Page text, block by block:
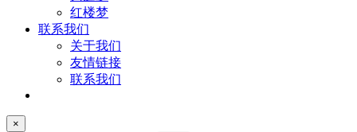
红楼梦
联系我们
关于我们
友情链接
联系我们
×